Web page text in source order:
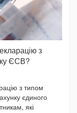
з
ЄСВ?
з типом
єдиного
які